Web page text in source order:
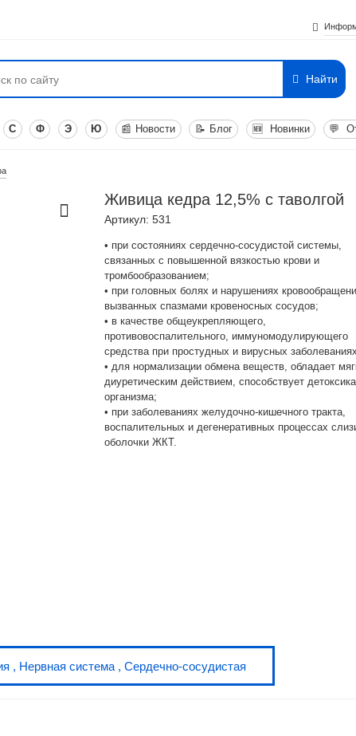
Найти
С Ф Э Ю 📰 Новости 📝 Блог 🆕 Новинки 💬
Живица кедра 12,5% с таволгой
Артикул: 531
• при состояниях сердечно-сосудистой системы,
связанных с повышенной вязкостью крови и
тромбообразованием;
• при головных болях и нарушениях
вызванных спазмами кровеносных сосудов;
• в качестве общеукрепляющего,
противовоспалительного, иммуномодулирующего
средства при простудных и вирусных
• для нормализации обмена веществ, обладает
диуретическим действием, способствует
организма;
• при заболеваниях желудочно-кишечного тракта,
воспалительных и дегенеративных процессах
оболочки ЖКТ.
, Нервная система ,Сердечно-сосудистая